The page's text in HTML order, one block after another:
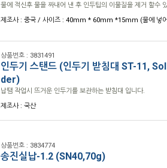
물에 적신후 물을 짜내어 낸 후 인두팁의 이물질을 제거 할수
제조사 : 중국 / 사이즈 : 40mm * 60mm *15mm (물에 넣
상품번호 : 3831491
인두기 스탠드 (인두기 받침대 ST-11,
der)
납땜 작업시 뜨거운 인두기를 보관하는 받침대 입니다.
제조사 : 국산
상품번호 : 3834774
송진실납-1.2 (SN40,70g)